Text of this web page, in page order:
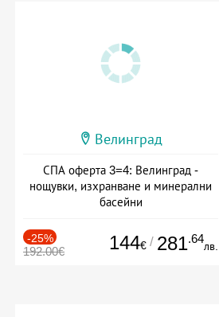
Велинград
СПА оферта 3=4: Велинград -
нощувки, изхранване и минерални
басейни
-25%
192.00€ 144€ / 281.64
лв.